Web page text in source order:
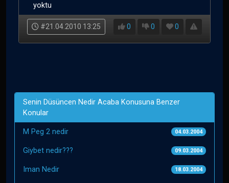
yoktu
#21.04.2010 13:25 0 0 0
Senin Düsüncen Nedir Acaba Konusuna Benzer
Konular
M Peg 2 nedir 04.03.2004
Giybet nedir??? 09.03.2004
Iman Nedir 18.03.2004